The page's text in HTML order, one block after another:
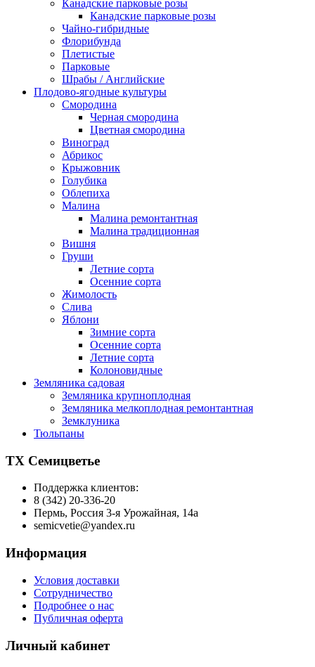
Канадские парковые розы
Канадские парковые розы
Чайно-гибридные
Флорибунда
Плетистые
Парковые
Шрабы / Английские
Плодово-ягодные культуры
Смородина
Черная смородина
Цветная смородина
Виноград
Абрикос
Крыжовник
Голубика
Облепиха
Малина
Малина ремонтантная
Малина традиционная
Вишня
Груши
Летние сорта
Осенние сорта
Жимолость
Слива
Яблони
Зимние сорта
Осенние сорта
Летние сорта
Колоновидные
Земляника садовая
Земляника крупноплодная
Земляника мелкоплодная ремонтантная
Земклуника
Тюльпаны
ТХ Семицветье
Поддержка клиентов:
8 (342) 20-336-20
Пермь, Россия 3-я Урожайная, 14а
semicvetie@yandex.ru
Информация
Условия доставки
Сотрудничество
Подробнее о нас
Публичная оферта
Личный кабинет